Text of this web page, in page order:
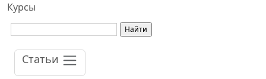
Курсы
Статьи